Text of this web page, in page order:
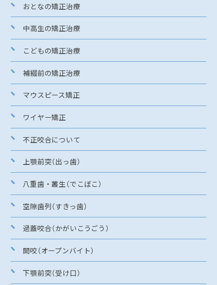
おとなの矯正治療
中高生の矯正治療
こどもの矯正治療
補綴前の矯正治療
マウスピース矯正
ワイヤー矯正
不正咬合について
上顎前突（出っ歯）
八重歯・叢生（でこぼこ）
空隙歯列（すきっ歯）
過蓋咬合（かがいこうごう）
開咬（オープンバイト）
下顎前突（受け口）